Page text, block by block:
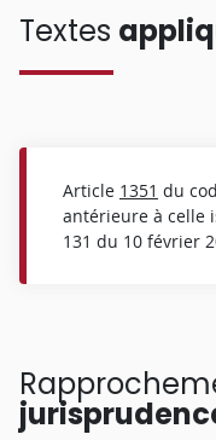
Textes
Article 1351 du
antérieure à celle
131 du 10 février